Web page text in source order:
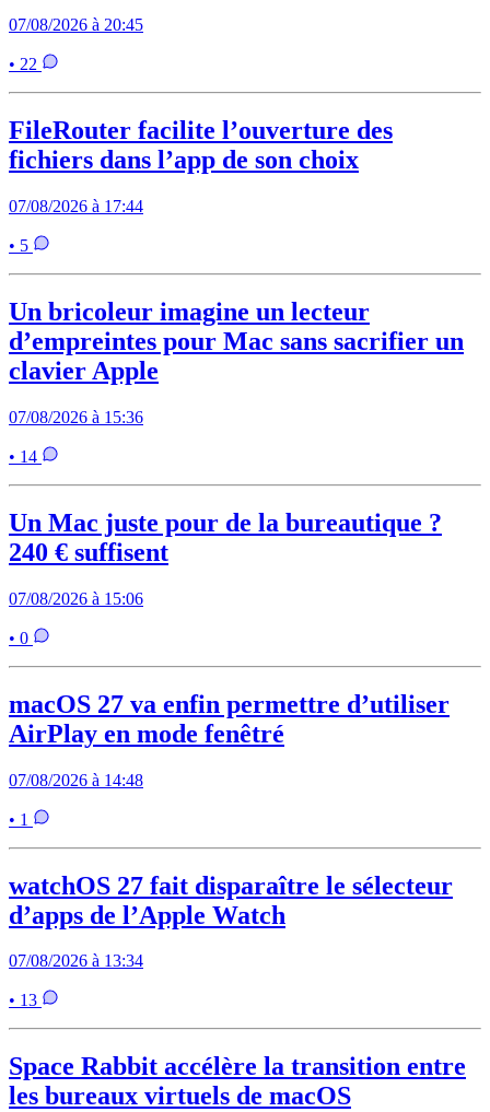
07/08/2026 à 20:45
• 22
FileRouter facilite l’ouverture des
fichiers dans l’app de son choix
07/08/2026 à 17:44
• 5
Un bricoleur imagine un lecteur
d’empreintes pour Mac sans sacrifier un
clavier Apple
07/08/2026 à 15:36
• 14
Un Mac juste pour de la bureautique ?
240 € suffisent
07/08/2026 à 15:06
• 0
macOS 27 va enfin permettre d’utiliser
AirPlay en mode fenêtré
07/08/2026 à 14:48
• 1
watchOS 27 fait disparaître le sélecteur
d’apps de l’Apple Watch
07/08/2026 à 13:34
• 13
Space Rabbit accélère la transition entre
les bureaux virtuels de macOS